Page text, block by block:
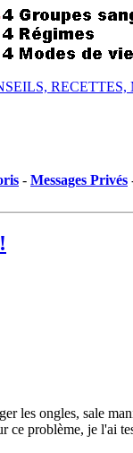
- Messages Privés
les ongles, sale
ce problème, je l'ai